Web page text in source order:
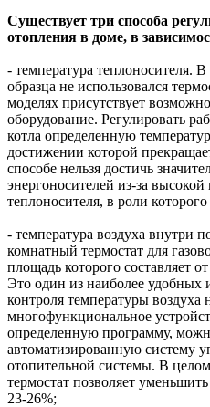
Существует три способа
отопления в доме, в
- температура теплоносителя. В
образца не использовался
моделях присутствует
оборудование. Регулировать
котла определенную
достижении которой
способе нельзя достичь
энергоносителей из-за
теплоносителя, в роли
- температура воздуха внутри
комнатный термостат для
площадь которого составляет
Это один из наиболее удобных
контроля температуры
многофункциональное
определенную программу,
автоматизированную систему
отопительной системы. В
термостат позволяет
23-26%;